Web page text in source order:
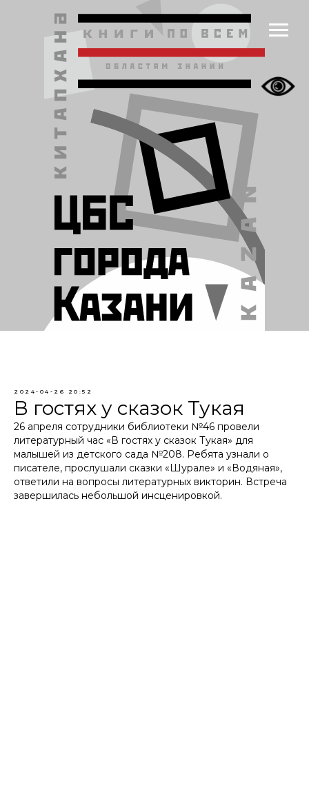
2024-04-26 20:52
В гостях у сказок Тукая
26 апреля сотрудники библиотеки №46 провели
литературный час «В гостях у сказок Тукая» для
малышей из детского сада №208. Ребята узнали о
писателе, прослушали сказки «Шурале» и «Водяная»,
ответили на вопросы литературных викторин. Встреча
завершилась небольшой инсценировкой.